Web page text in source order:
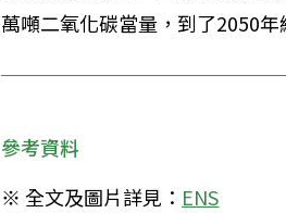
萬噸二氧化碳當量，到了2050
參考資料
※ 全文及圖片詳見： ENS